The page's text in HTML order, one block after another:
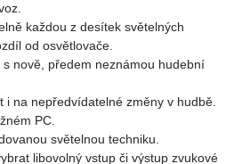
každou z desítek světelných
od osvětlovače.
nově, předem neznámou hudební
i na nepředvídatelné změny v hudbě.
PC.
světelnou techniku.
libovolný vstup či výstup zvukové